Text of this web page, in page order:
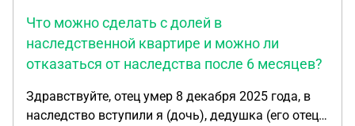
Что можно сделать с долей в
наследственной квартире и можно ли
отказаться от наследства после 6 месяцев?
Здравствуйте, отец умер 8 декабря 2025 года, в
наследство вступили я (дочь), дедушка (его отец)